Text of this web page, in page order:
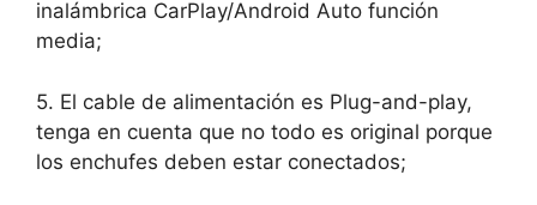
inalámbrica CarPlay/Android Auto función
media;
5. El cable de alimentación es Plug-and-play,
tenga en cuenta que no todo es original porque
los enchufes deben estar conectados;